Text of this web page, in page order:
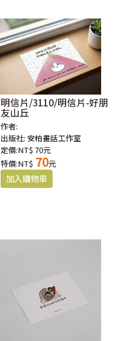
明信片/3110/明信片-好朋
友山丘
作者:
出版社:安柏畫話工作室
定價:NT$ 70元
特價:NT$ 70元